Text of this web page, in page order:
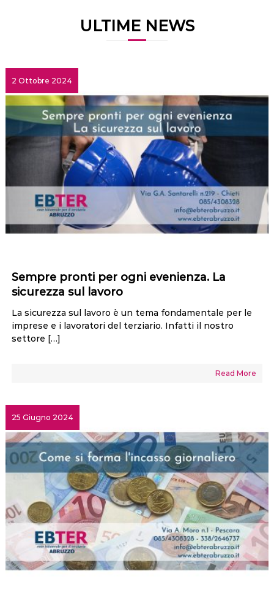
ULTIME NEWS
2 Ottobre 2024
Sempre pronti per ogni evenienza. La
sicurezza sul lavoro
La sicurezza sul lavoro è un tema fondamentale per le
imprese e i lavoratori del terziario. Infatti il nostro
settore […]
Read More
25 Giugno 2024